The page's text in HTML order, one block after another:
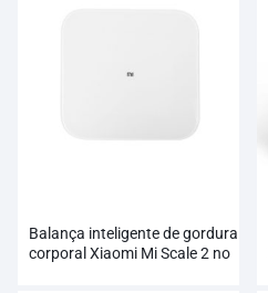
Balança inteligente de gordura
corporal Xiaomi Mi Scale 2 no